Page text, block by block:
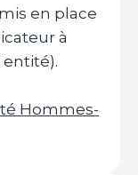
en place
à
entité).
Hommes-